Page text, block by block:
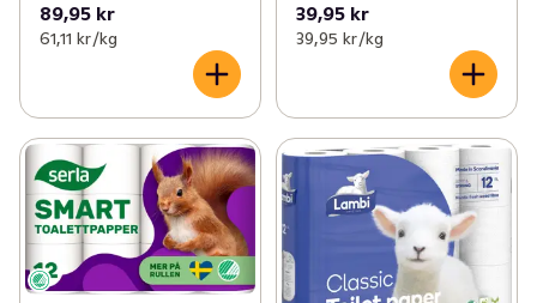
89,95 kr
61,11 kr /kg
39,95 kr
39,95 kr /kg